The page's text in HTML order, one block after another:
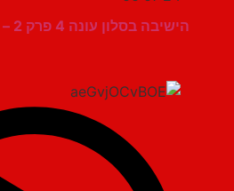
הישיבה בסלון עונה 4 פרק 2 – תקראו לאדוה דדון